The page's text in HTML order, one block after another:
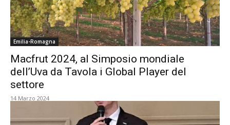
Emilia-Romagna
Macfrut 2024, al Simposio mondiale
dell’Uva da Tavola i Global Player del
settore
14 Marzo 2024